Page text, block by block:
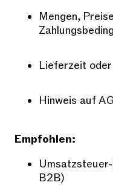
Mengen,
Lieferzeit
Hinweis auf
Empfohlen:
B2B)